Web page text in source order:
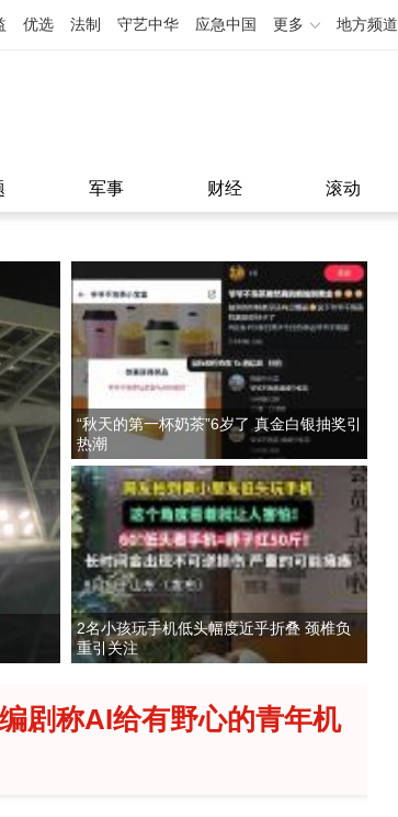
优选 法制 守艺中华 应急中国 更多 地方频道
军事 财经 滚动
“秋天的第一杯奶茶”6岁了 真金白银抽奖引
热潮
2名小孩玩手机低头幅度近乎折叠 颈椎负
重引关注
剧称AI给有野心的青年机